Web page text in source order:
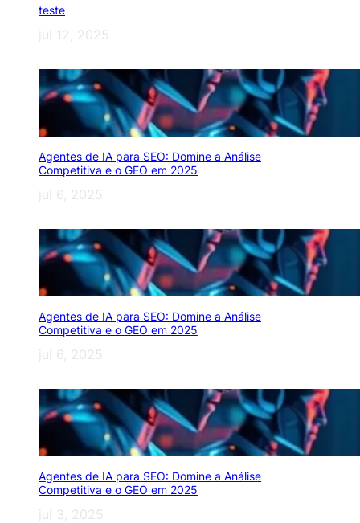
teste
jul 12, 2025
Agentes de IA para SEO: Domine a Análise
Competitiva e o GEO em 2025
jul 6, 2025
Agentes de IA para SEO: Domine a Análise
Competitiva e o GEO em 2025
jul 6, 2025
Agentes de IA para SEO: Domine a Análise
Competitiva e o GEO em 2025
jul 3, 2025